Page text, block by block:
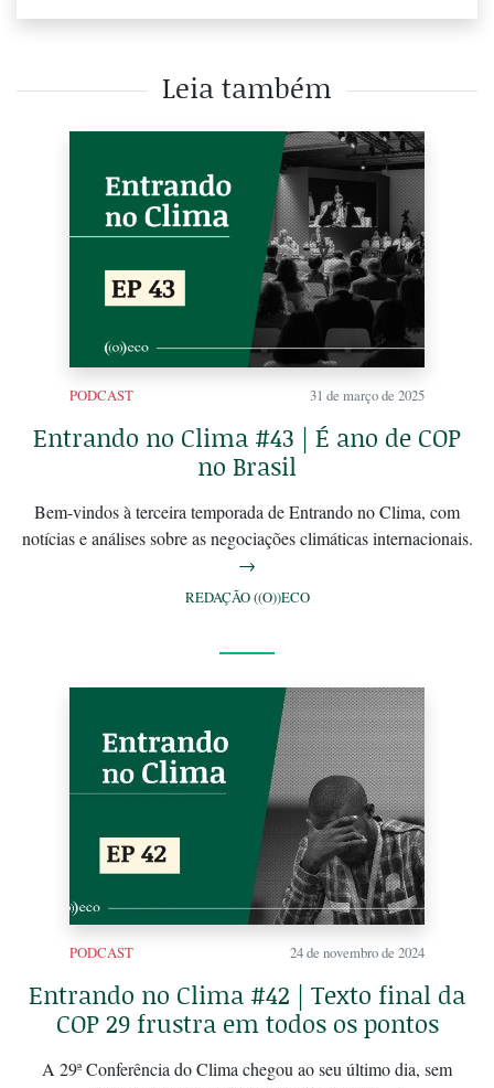
Leia também
PODCAST 31 de março de 2025
Entrando no Clima #43 | É ano de COP
no Brasil
Bem-vindos à terceira temporada de Entrando no Clima, com
notícias e análises sobre as negociações climáticas internacionais.
→
REDAÇÃO ((O))ECO
PODCAST 24 de novembro de 2024
Entrando no Clima #42 | Texto final da
COP 29 frustra em todos os pontos
A 29ª Conferência do Clima chegou ao seu último dia, sem